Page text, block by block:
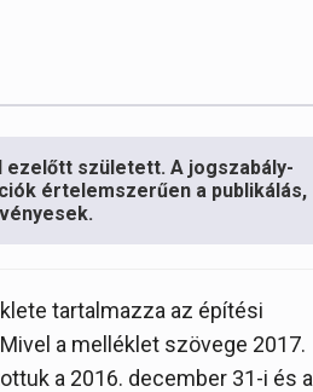
ezelőtt született. A jogszabály-
értelemszerűen a publikálás,
tartalmazza az építési
a melléklet szövege 2017.
a 2016. december 31-i és a